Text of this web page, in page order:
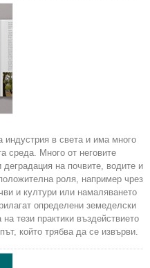
индустрия в света и има много
среда. Много от неговите
на почвите, водите и
роля, например чрез
и култури или намаляването
определени земеделски
тези практики въздействието
който трябва да се извърви.